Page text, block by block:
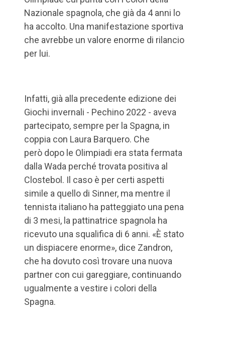
Nazionale spagnola, che già da 4 anni lo
ha accolto. Una manifestazione sportiva
che avrebbe un valore enorme di rilancio
per lui.
Infatti, già alla precedente edizione dei
Giochi invernali - Pechino 2022 - aveva
partecipato, sempre per la Spagna, in
coppia con Laura Barquero. Che
però dopo le Olimpiadi era stata fermata
dalla Wada perché trovata positiva al
Clostebol. Il caso è per certi aspetti
simile a quello di Sinner, ma mentre il
tennista italiano ha patteggiato una pena
di 3 mesi, la pattinatrice spagnola ha
ricevuto una squalifica di 6 anni. «È stato
un dispiacere enorme», dice Zandron,
che ha dovuto così trovare una nuova
partner con cui gareggiare, continuando
ugualmente a vestire i colori della
Spagna.